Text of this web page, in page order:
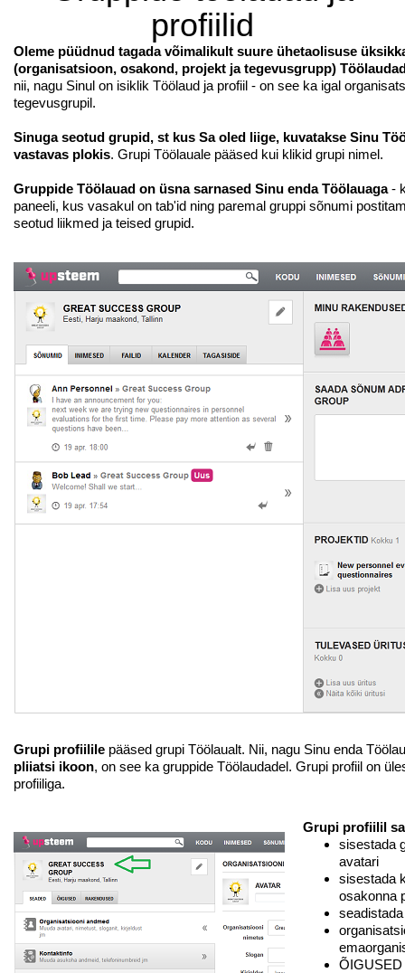
profiilid
Oleme püüdnud tagada võimalikult suure ühetaolisuse
(organisatsioon, osakond, projekt ja tegevusgrupp)
nii, nagu Sinul on isiklik Töölaud ja profiil - on see ka igal
tegevusgrupil.
Sinuga seotud grupid, st kus Sa oled liige, kuvatakse Sinu
vastavas plokis. Grupi Töölauale pääsed kui klikid grupi nimel.
Gruppide Töölauad on üsna sarnased Sinu enda Töölauaga-
paneeli, kus vasakul on tab'id ning paremal gruppi sõnumi
seotud liikmed ja teised grupid.
Grupi profiilile pääsed grupi Töölaualt. Nii, nagu Sinu enda
pliiatsi ikoon, on see ka gruppide Töölaudadel. Grupi profiil on
profiiliga.
Grupi profiilil
sisestada
avatari
sisestada
osakonna
ÕIGUSED